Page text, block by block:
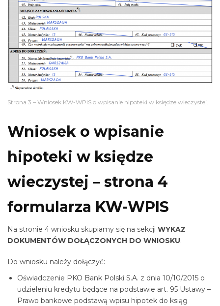
Strona 3 – Wniosek KW-WPIS o wpisanie hipoteki w księdze wieczystej.
Wniosek o wpisanie
hipoteki w księdze
wieczystej – strona 4
formularza KW-WPIS
Na stronie 4 wniosku skupiamy się na sekcji WYKAZ
DOKUMENTÓW DOŁĄCZONYCH DO WNIOSKU.
Do wniosku należy dołączyć:
Oświadczenie PKO Bank Polski S.A. z dnia 10/10/2015 o
udzieleniu kredytu będące na podstawie art. 95 Ustawy –
Prawo bankowe podstawą wpisu hipotek do ksiąg